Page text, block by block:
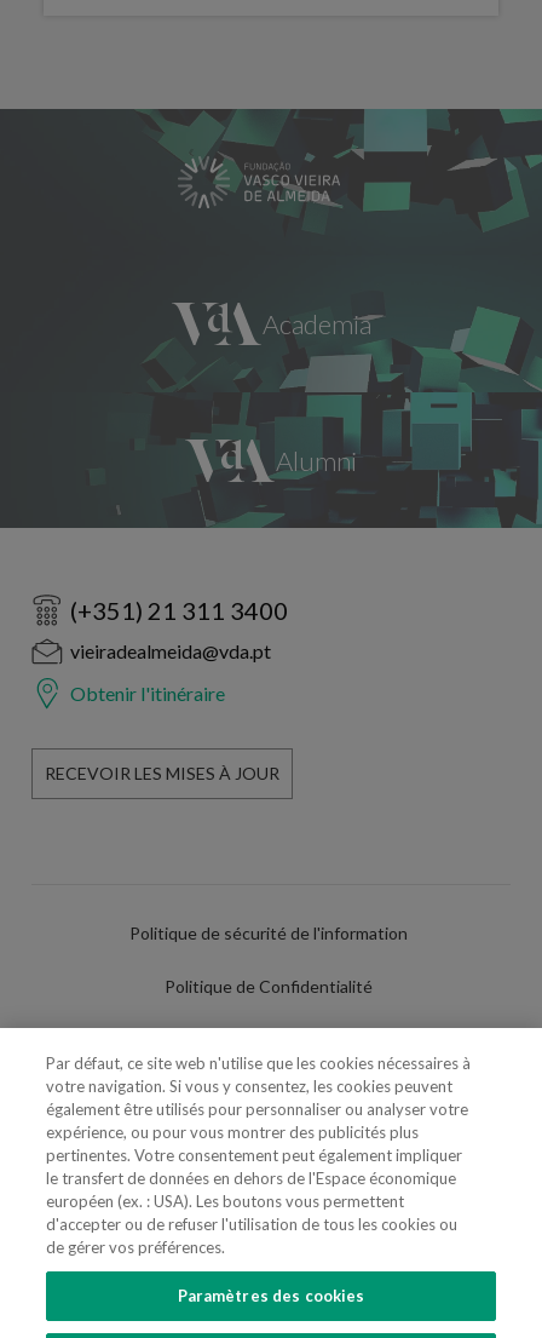
(+351) 21 311 3400
vieiradealmeida@vda.pt
Obtenir l'itinéraire
RECEVOIR LES MISES À JOUR
Politique de sécurité de l'information
Politique de Confidentialité
Politique de Cookies
Paramètres des cookies
Utilisation Frauduleuse du Nom/Brand
SUIVEZ-NOUS
Par défaut, ce site web n'utilise que les cookies nécessaires à
votre navigation. Si vous y consentez, les cookies peuvent
également être utilisés pour personnaliser ou analyser votre
expérience, ou pour vous montrer des publicités plus
pertinentes. Votre consentement peut également impliquer
le transfert de données en dehors de l'Espace économique
européen (ex. : USA). Les boutons vous permettent
d'accepter ou de refuser l'utilisation de tous les cookies ou
de gérer vos préférences.
Paramètres des cookies